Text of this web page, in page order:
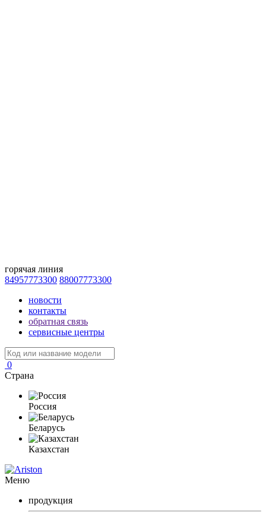
горячая линия
84957773300 88007773300
новости
контакты
обратная связь
сервисные центры
0
Страна
Россия
Беларусь
Казахстан
Меню
продукция